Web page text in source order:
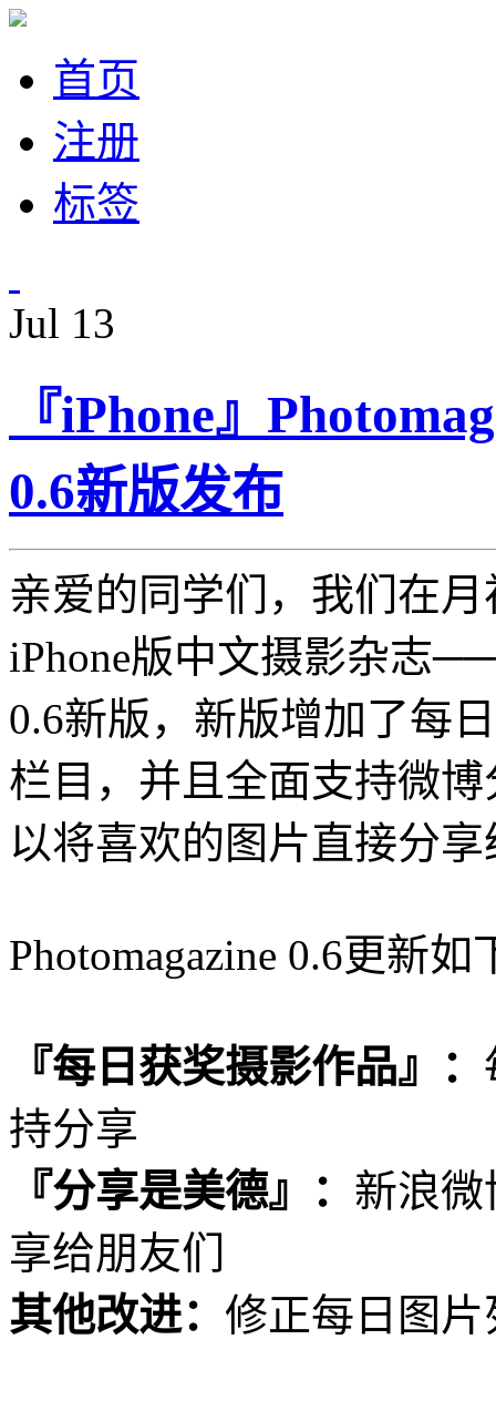
首页
注册
标签
Jul 13
『iPhone』
0.6新版发布
亲爱的同学们，我们在
iPhone版中文摄影杂志
0.6新版，新版增加了每
栏目，并且全面支持微
以将喜欢的图片直接分
Photomagazine 0.6更新如
『每日获奖摄影作品』：
持分享
『分享是美德』： 新浪
享给朋友们
其他改进： 修正每日图片